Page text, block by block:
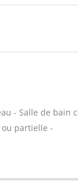
- Salle de bain
partielle -